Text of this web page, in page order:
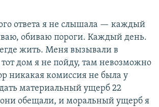
ответа я не слышала — каждый
обиваю пороги. Каждый день.
жить. Меня вызывали в
дом я не пойду, там невозможно
никакая комиссия не была у
материальный ущерб 22
обещали, и моральный ущерб я